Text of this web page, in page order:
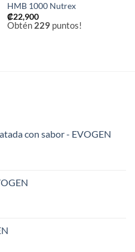
HMB 1000 Nutrex
₡22,900
Obtén 229puntos!
con sabor - EVOGEN